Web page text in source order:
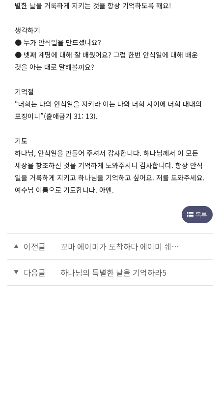
별한 날을 거룩하게 지키는 것을 항상 기억하도록 해요!
생각하기
● 누가 안식일을 만드셨나요?
● 넷째 계명에 대해 잘 배웠어요? 그럼 한번 안식일에 대해 배운
것을 아는 대로 말해볼까요?
기억절
“너희는 나의 안식일을 지키라 이는 나와 너희 사이에 너희 대대의
표징이니”(출애굽기 31: 13).
기도
하나님, 안식일을 만들어 주셔서 감사합니다. 하나님께서 이 모든
세상을 창조하신 것을 기억하게 도와주시니 감사합니다. 항상 안식
일을 거룩하게 지키고 하나님을 기억하고 싶어요. 저를 도와주세요.
예수님 이름으로 기도합니다. 아멘.
목록
이전글 꼬마 에이미가 도착하다 에이미 쉐랄드의 "꼬마 에이미: 인도"1
다음글 하나님의 특별한 날을 기억하라5